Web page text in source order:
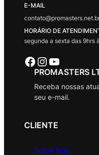
E-MAIL
HORÁRIO DE
segunda a sexta das 9hrs
Facebook Instagram Youtube
PROMASTERS
Receba nossas
seu e-mail.
CLIENTE
Sobre Nós